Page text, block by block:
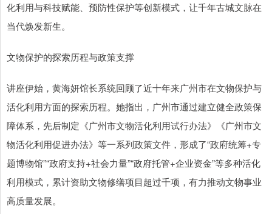
化利用与科技赋能、预防性保护等创新模式，让千年古城文脉在
当代焕发新生。
文物保护的探索历程与政策支撑
讲座伊始，黄海妍馆长系统回顾了近十年来广州市在文物保护与
活化利用方面的探索历程。她指出，广州市通过建立健全政策保
障体系，先后制定《广州市文物活化利用试行办法》《广州市文
物活化利用促进办法》等一系列政策文件，形成了“政府统筹+专
题博物馆”“政府支持+社会力量”“政府托管+企业资金”等多种活化
利用模式，累计资助文物修缮项目超过千项，有力推动文物事业
高质量发展。